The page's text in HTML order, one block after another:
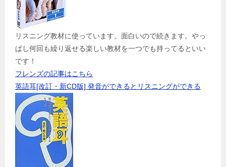
リスニング教材に使っています。面白いので続きます。やっ
ぱし何回も繰り返せる楽しい教材を一つでも持ってるといい
です！
フレンズの記事はこちら
英語耳[改訂・新CD版] 発音ができるとリスニングができる